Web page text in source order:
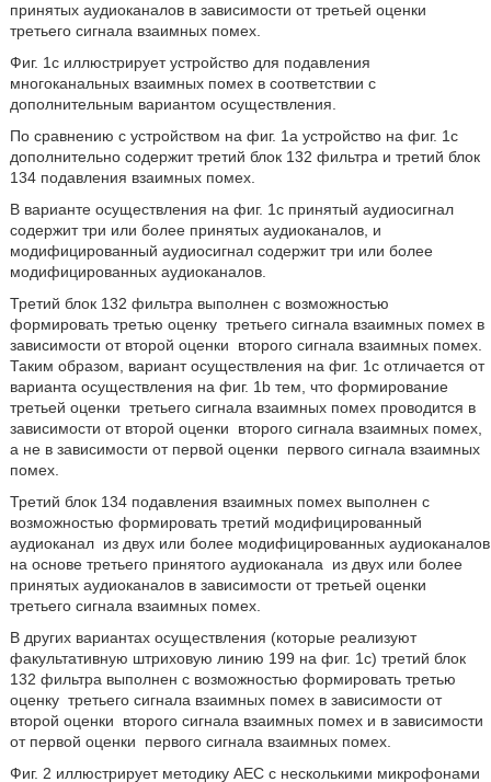
принятых аудиоканалов в зависимости от третьей оценки
третьего сигнала взаимных помех.
Фиг. 1c иллюстрирует устройство для подавления
многоканальных взаимных помех в соответствии с
дополнительным вариантом осуществления.
По сравнению с устройством на фиг. 1a устройство на фиг. 1c
дополнительно содержит третий блок 132 фильтра и третий блок
134 подавления взаимных помех.
В варианте осуществления на фиг. 1c принятый аудиосигнал
содержит три или более принятых аудиоканалов, и
модифицированный аудиосигнал содержит три или более
модифицированных аудиоканалов.
Третий блок 132 фильтра выполнен с возможностью
формировать третью оценку третьего сигнала взаимных помех в
зависимости от второй оценки
второго сигнала взаимных помех.
Таким образом, вариант осуществления на фиг. 1c отличается от
варианта осуществления на фиг. 1b тем, что формирование
третьей оценки третьего сигнала взаимных помех проводится в
зависимости от второй оценки
второго сигнала взаимных помех,
а не в зависимости от первой оценки
первого сигнала взаимных
помех.
Третий блок 134 подавления взаимных помех выполнен с
возможностью формировать третий модифицированный
аудиоканал из двух или более модифицированных аудиоканалов
на основе третьего принятого аудиоканала
из двух или более
принятых аудиоканалов в зависимости от третьей оценки
третьего сигнала взаимных помех.
В других вариантах осуществления (которые реализуют
факультативную штриховую линию 199 на фиг. 1c) третий блок
132 фильтра выполнен с возможностью формировать третью
оценку третьего сигнала взаимных помех в зависимости от
второй оценки
второго сигнала взаимных помех и в зависимости
от первой оценки
первого сигнала взаимных помех.
Фиг. 2 иллюстрирует методику AEC с несколькими микрофонами